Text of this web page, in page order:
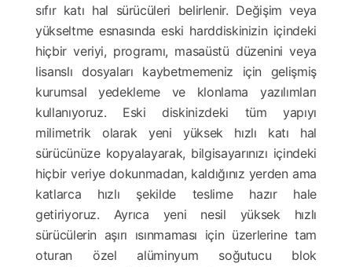
sıfır katı hal sürücüleri belirlenir. Değişim veya
yükseltme esnasında eski harddiskinizin içindeki
hiçbir veriyi, programı, masaüstü düzenini veya
lisanslı dosyaları kaybetmemeniz için gelişmiş
kurumsal yedekleme ve klonlama yazılımları
kullanıyoruz. Eski diskinizdeki tüm yapıyı
milimetrik olarak yeni yüksek hızlı katı hal
sürücünüze kopyalayarak, bilgisayarınızı içindeki
hiçbir veriye dokunmadan, kaldığınız yerden ama
katlarca hızlı şekilde teslime hazır hale
getiriyoruz. Ayrıca yeni nesil yüksek hızlı
sürücülerin aşırı ısınmaması için üzerlerine tam
oturan özel alüminyum soğutucu blok